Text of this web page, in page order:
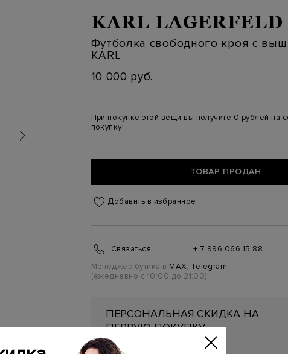
KARL LAGERFELD
Футболка свободного кроя с
KARL
10 000 руб.
При покупке этой вещи вы получите 0 рублей на
покупку!
ТОВАР ПРОДАН
Добавить в избранное
Связаться
+ 7 996 066 15 88
Менеджер бутика в MAX, Telegram
(ежедневно с 10:00 до 21:00)
ПЕРСОНАЛЬНАЯ СКИДКА НА
ПЕРВУЮ ПОКУПКУ
Подробнее